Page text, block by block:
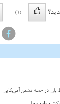
(1)